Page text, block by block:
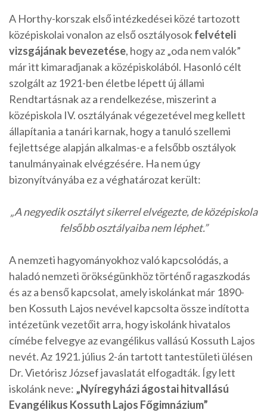
A Horthy-korszak első intézkedései közé tartozott
középiskolai vonalon az első osztályosokfelvételi
vizsgájának bevezetése, hogy az „oda nem valók”
már itt kimaradjanak a középiskolából. Hasonló célt
szolgált az 1921-ben életbe lépett új állami
Rendtartásnak az a rendelkezése, miszerint a
középiskola IV. osztályának végezetével meg kellett
állapítania a tanári karnak, hogy a tanuló szellemi
fejlettsége alapján alkalmas-e a felsőbb osztályok
tanulmányainak elvégzésére. Ha nem úgy
bizonyítványába ez a véghatározat került:
„A negyedik osztályt sikerrel elvégezte, de középiskola
felsőbb osztályaiba nem léphet.”
A nemzeti hagyományokhoz való kapcsolódás, a
haladó nemzeti örökségünkhöz történő ragaszkodás
és az a benső kapcsolat, amely iskolánkat már 1890-
ben Kossuth Lajos nevével kapcsolta össze indította
intézetünk vezetőit arra, hogy iskolánk hivatalos
címébe felvegye az evangélikus vallású Kossuth Lajos
nevét. Az 1921. július 2-án tartott tantestületi ülésen
Dr. Vietórisz József javaslatát elfogadták. Így lett
iskolánk neve: „Nyíregyházi ágostai hitvallású
Evangélikus Kossuth Lajos Főgimnázium”